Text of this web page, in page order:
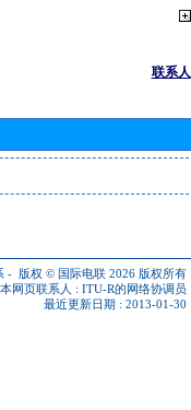
联系人
- 版权 © 国际电联 2026 版权所有
本网页联系人 : ITU-R的网络协调员
最近更新日期 : 2013-01-30